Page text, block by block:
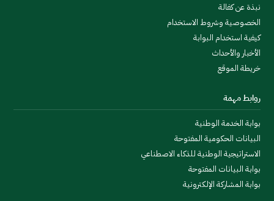
نبذة عن كفالة
الخصوصية وشروط الاستخدام
كيفية استخدام البوابة
الأخبار والأحداث
خريطة الموقع
روابط مهمة
بوابة الخدمة الوطنية
البيانات الحكومية المفتوحة
الاستراتيجية الوطنية للذكاء الاصطناعي
بوابة البيانات المفتوحة
بوابة المشاركة الإلكترونية